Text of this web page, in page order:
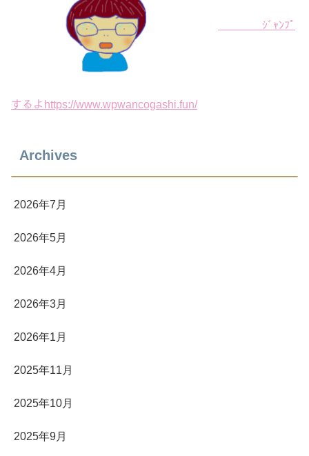
ｼﾞｬﾝﾌﾟ
するよhttps://www.wpwancogashi.fun/
Archives
2026年7月
2026年5月
2026年4月
2026年3月
2026年1月
2025年11月
2025年10月
2025年9月